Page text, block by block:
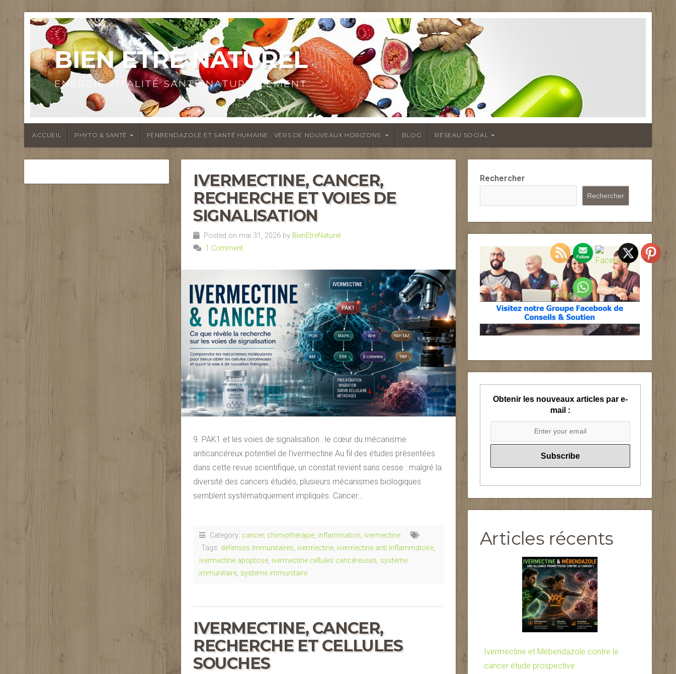
BIEN ETRE NATUREL
ENERGIE VITALITÉ SANTÉ NATURELLEMENT
ACCUEIL PHYTO & SANTÉ FENBENDAZOLE ET SANTÉ HUMAINE : VERS DE NOUVEAUX HORIZONS. BLOG RÉSEAU SOCIAL
IVERMECTINE, CANCER,
RECHERCHE ET VOIES DE
SIGNALISATION
Posted on mai 31, 2026 by BienEtreNaturel
1 Comment
9. PAK1 et les voies de signalisation : le cœur du mécanisme
anticancéreux potentiel de l’ivermectine Au fil des études présentées
dans cette revue scientifique, un constat revient sans cesse : malgré la
diversité des cancers étudiés, plusieurs mécanismes biologiques
semblent systématiquement impliqués. Cancer…
Category: cancer, chimiothérapie, inflammation, ivermectine
Tags: défenses immunitaires, ivermectine, ivermectine anti inflammatoire,
ivermectine apoptose, ivermectine cellules cancéreuses, système
immunitaire, systeme immunitaire
IVERMECTINE, CANCER,
RECHERCHE ET CELLULES
SOUCHES
Rechercher
Rechercher
Obtenir les nouveaux articles par e-
mail :
Articles récents
Ivermectine et Mébendazole contre le
cancer étude prospective